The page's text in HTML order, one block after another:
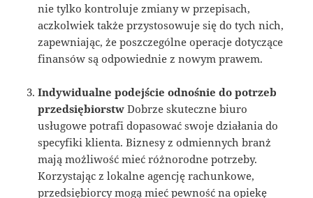
nie tylko kontroluje zmiany w przepisach,
aczkolwiek także przystosowuje się do tych nich,
zapewniając, że poszczególne operacje dotyczące
finansów są odpowiednie z nowym prawem.
Indywidualne podejście odnośnie do potrzeb
przedsiębiorstwDobrze skuteczne biuro
usługowe potrafi dopasować swoje działania do
specyfiki klienta. Biznesy z odmiennych branż
mają możliwość mieć różnorodne potrzeby.
Korzystając z lokalne agencję rachunkowe,
przedsiębiorcy mogą mieć pewność na opiekę